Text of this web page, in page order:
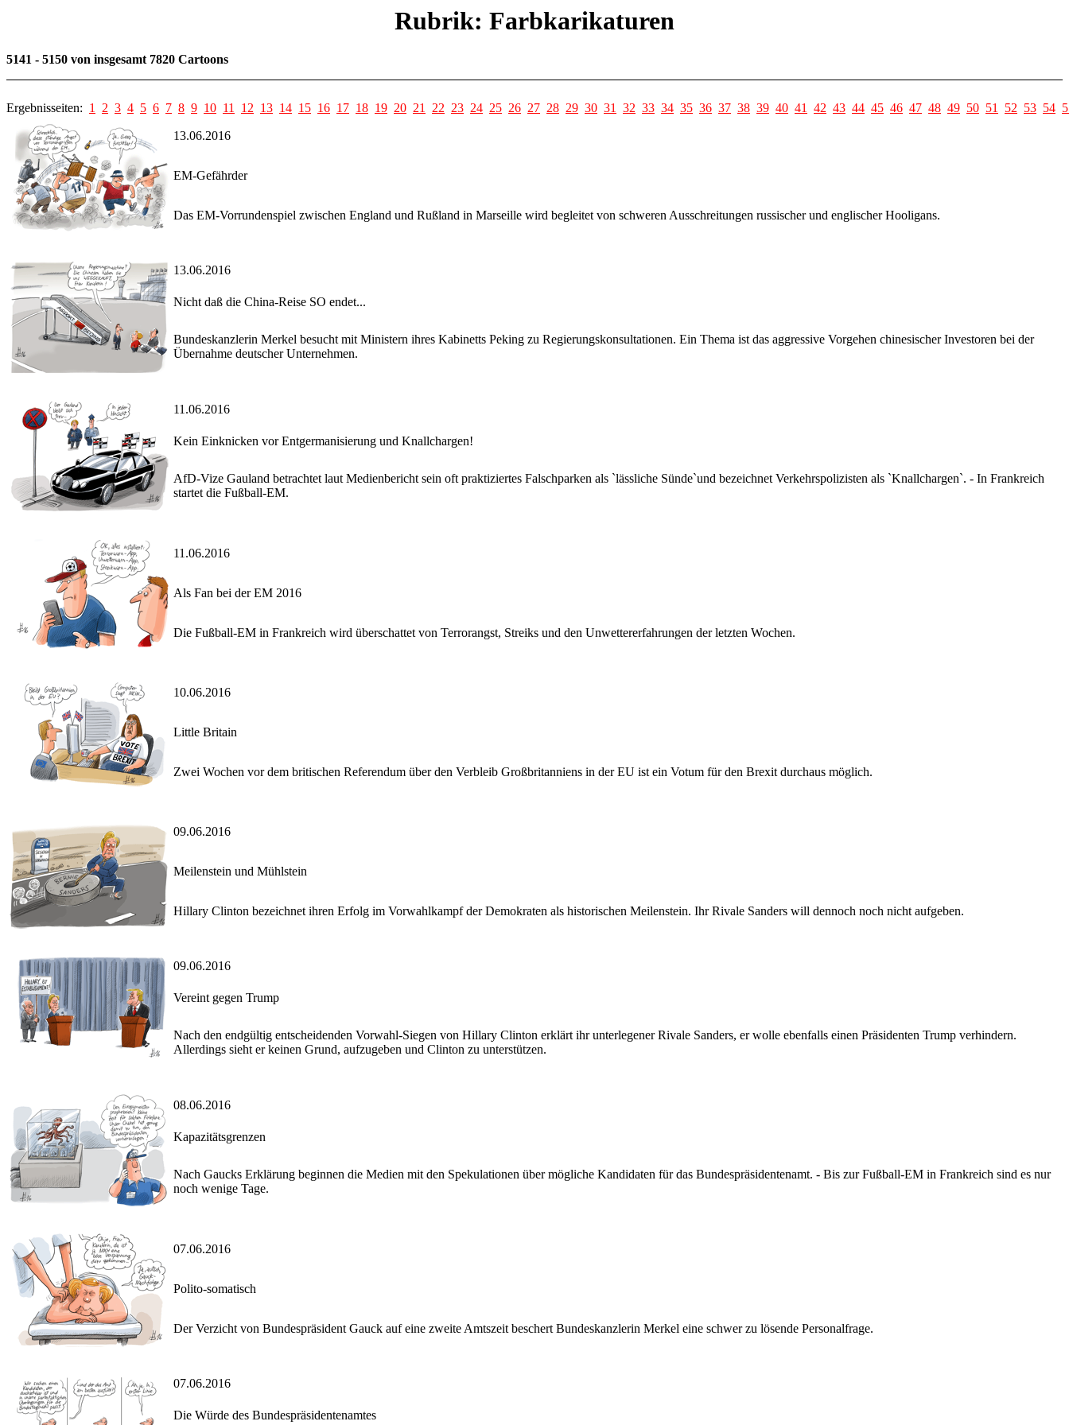
Rubrik: Farbkarikaturen
5141 - 5150 von insgesamt 7820 Cartoons
Ergebnisseiten: 1 2 3 4 5 6 7 8 9 10 11 12 13 14 15 16 17 18 19 20 21 22 23 24 25 26 27 28 29 30 31 32 33 34 35 36 37 38 39 40 41 42 43 44 45 46 47 48 49 50 51 52 53 54
13.06.2016
EM-Gefährder
Das EM-Vorrundenspiel zwischen England und Rußland in Marseille wird begleitet von schweren Ausschreitungen russischer und englischer Hooligans.
13.06.2016
Nicht daß die China-Reise SO endet...
Bundeskanzlerin Merkel besucht mit Ministern ihres Kabinetts Peking zu Regierungskonsultationen. Ein Thema ist das aggressive Vorgehen chinesischer Investoren bei der
Übernahme deutscher Unternehmen.
11.06.2016
Kein Einknicken vor Entgermanisierung und Knallchargen!
AfD-Vize Gauland betrachtet laut Medienbericht sein oft praktiziertes Falschparken als `lässliche Sünde`und bezeichnet Verkehrspolizisten als `Knallchargen`. - In Frankreich
startet die Fußball-EM.
11.06.2016
Als Fan bei der EM 2016
Die Fußball-EM in Frankreich wird überschattet von Terrorangst, Streiks und den Unwettererfahrungen der letzten Wochen.
10.06.2016
Little Britain
Zwei Wochen vor dem britischen Referendum über den Verbleib Großbritanniens in der EU ist ein Votum für den Brexit durchaus möglich.
09.06.2016
Meilenstein und Mühlstein
Hillary Clinton bezeichnet ihren Erfolg im Vorwahlkampf der Demokraten als historischen Meilenstein. Ihr Rivale Sanders will dennoch noch nicht aufgeben.
09.06.2016
Vereint gegen Trump
Nach den endgültig entscheidenden Vorwahl-Siegen von Hillary Clinton erklärt ihr unterlegener Rivale Sanders, er wolle ebenfalls einen Präsidenten Trump verhindern.
Allerdings sieht er keinen Grund, aufzugeben und Clinton zu unterstützen.
08.06.2016
Kapazitätsgrenzen
Nach Gaucks Erklärung beginnen die Medien mit den Spekulationen über mögliche Kandidaten für das Bundespräsidentenamt. - Bis zur Fußball-EM in Frankreich sind es nur
noch wenige Tage.
07.06.2016
Polito-somatisch
Der Verzicht von Bundespräsident Gauck auf eine zweite Amtszeit beschert Bundeskanzlerin Merkel eine schwer zu lösende Personalfrage.
07.06.2016
Die Würde des Bundespräsidentenamtes